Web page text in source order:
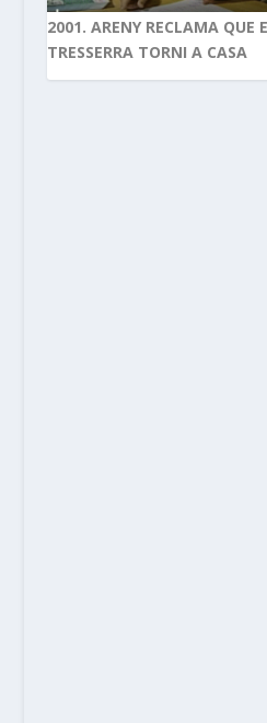
2001. ARENY RECLAMA QUE
TRESSERRA TORNI A CASA